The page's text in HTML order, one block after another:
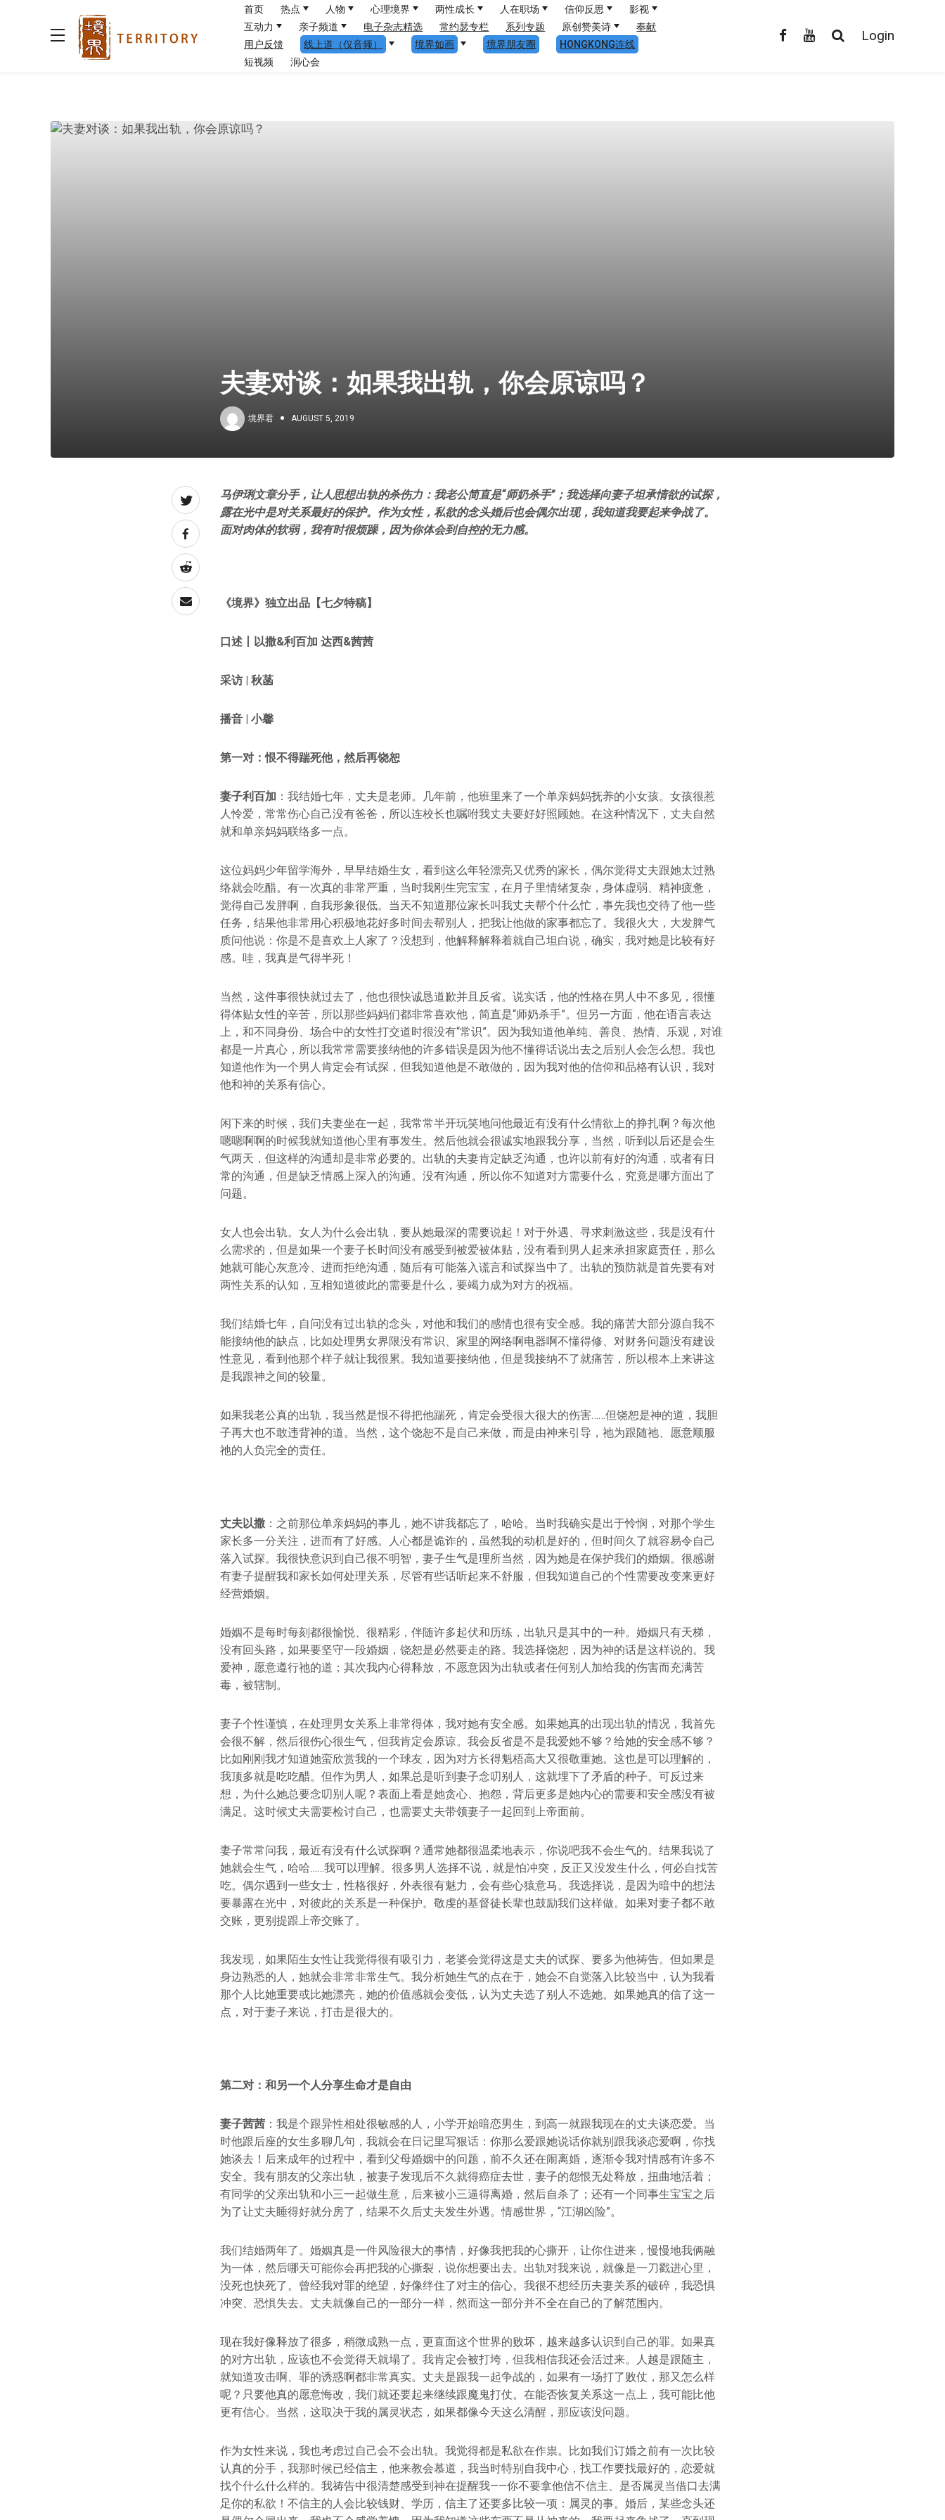
首页 热点 人物 心理境界 两性成长 人在职场 信仰反思
影视
互动力
亲子频道 电子杂志精选 常约瑟专栏 系列专题 原创赞美诗
奉献
用户反馈
线上道（仅音频） 境界如画 境界朋友圈
HONGKONG连线
短视频
润心会
Login
夫妻对谈：如果我出轨，你会原谅吗？
境界君 AUGUST 5, 2019
马伊琍文章分手，让人思想出轨的杀伤力：我老公简直是“师奶杀手”；我选择向妻子坦承情欲的试探，
露在光中是对关系最好的保护。作为女性，私欲的念头婚后也会偶尔出现，我知道我要起来争战了。
面对肉体的软弱，我有时很烦躁，因为你体会到自控的无力感。
《境界》 独立出品【七夕特稿】
口述丨以撒&利百加 达西&茜茜
采访 | 秋菡
播音 | 小馨
第一对：恨不得踹死他，然后再饶恕
妻子利百加 ：我结婚七年，丈夫是老师。几年前，他班里来了一个单亲妈妈抚养的小女孩。女孩很惹
人怜爱，常常伤心自己没有爸爸，所以连校长也嘱咐我丈夫要好好照顾她。在这种情况下，丈夫自然
就和单亲妈妈联络多一点。
这位妈妈少年留学海外，早早结婚生女，看到这么年轻漂亮又优秀的家长，偶尔觉得丈夫跟她太过熟
络就会吃醋。有一次真的非常严重，当时我刚生完宝宝，在月子里情绪复杂，身体虚弱、精神疲惫，
觉得自己发胖啊，自我形象很低。当天不知道那位家长叫我丈夫帮个什么忙，事先我也交待了他一些
任务，结果他非常用心积极地花好多时间去帮别人，把我让他做的家事都忘了。我很火大，大发脾气
质问他说：你是不是喜欢上人家了？没想到，他解释解释着就自己坦白说，确实，我对她是比较有好
感。哇，我真是气得半死！
当然，这件事很快就过去了，他也很快诚恳道歉并且反省。说实话，他的性格在男人中不多见，很懂
得体贴女性的辛苦，所以那些妈妈们都非常喜欢他，简直是“师奶杀手”。但另一方面，他在语言表达
上，和不同身份、场合中的女性打交道时很没有“常识”。因为我知道他单纯、善良、热情、乐观，对谁
都是一片真心，所以我常常需要接纳他的许多错误是因为他不懂得话说出去之后别人会怎么想。我也
知道他作为一个男人肯定会有试探，但我知道他是不敢做的，因为我对他的信仰和品格有认识，我对
他和神的关系有信心。
闲下来的时候，我们夫妻坐在一起，我常常半开玩笑地问他最近有没有什么情欲上的挣扎啊？每次他
嗯嗯啊啊的时候我就知道他心里有事发生。然后他就会很诚实地跟我分享，当然，听到以后还是会生
气两天，但这样的沟通却是非常必要的。出轨的夫妻肯定缺乏沟通，也许以前有好的沟通，或者有日
常的沟通，但是缺乏情感上深入的沟通。没有沟通，所以你不知道对方需要什么，究竟是哪方面出了
问题。
女人也会出轨。女人为什么会出轨，要从她最深的需要说起！对于外遇、寻求刺激这些，我是没有什
么需求的，但是如果一个妻子长时间没有感受到被爱被体贴，没有看到男人起来承担家庭责任，那么
她就可能心灰意冷、进而拒绝沟通，随后有可能落入谎言和试探当中了。出轨的预防就是首先要有对
两性关系的认知，互相知道彼此的需要是什么，要竭力成为对方的祝福。
我们结婚七年，自问没有过出轨的念头，对他和我们的感情也很有安全感。我的痛苦大部分源自我不
能接纳他的缺点，比如处理男女界限没有常识、家里的网络啊电器啊不懂得修、对财务问题没有建设
性意见，看到他那个样子就让我很累。我知道要接纳他，但是我接纳不了就痛苦，所以根本上来讲这
是我跟神之间的较量。
如果我老公真的出轨，我当然是恨不得把他踹死，肯定会受很大很大的伤害……但饶恕是神的道，我胆
子再大也不敢违背神的道。当然，这个饶恕不是自己来做，而是由神来引导，祂为跟随祂、愿意顺服
祂的人负完全的责任。
丈夫以撒 ：之前那位单亲妈妈的事儿，她不讲我都忘了，哈哈。当时我确实是出于怜悯，对那个学生
家长多一分关注，进而有了好感。人心都是诡诈的，虽然我的动机是好的，但时间久了就容易令自己
落入试探。我很快意识到自己很不明智，妻子生气是理所当然，因为她是在保护我们的婚姻。很感谢
有妻子提醒我和家长如何处理关系，尽管有些话听起来不舒服，但我知道自己的个性需要改变来更好
经营婚姻。
婚姻不是每时每刻都很愉悦、很精彩，伴随许多起伏和历练，出轨只是其中的一种。婚姻只有天梯，
没有回头路，如果要坚守一段婚姻，饶恕是必然要走的路。我选择饶恕，因为神的话是这样说的。我
爱神，愿意遵行祂的道；其次我内心得释放，不愿意因为出轨或者任何别人加给我的伤害而充满苦
毒，被辖制。
妻子个性谨慎，在处理男女关系上非常得体，我对她有安全感。如果她真的出现出轨的情况，我首先
会很不解，然后很伤心很生气，但我肯定会原谅。我会反省是不是我爱她不够？给她的安全感不够？
比如刚刚我才知道她蛮欣赏我的一个球友，因为对方长得魁梧高大又很敬重她。这也是可以理解的，
我顶多就是吃吃醋。但作为男人，如果总是听到妻子念叨别人，这就埋下了矛盾的种子。可反过来
想，为什么她总要念叨别人呢？表面上看是她贪心、抱怨，背后更多是她内心的需要和安全感没有被
满足。这时候丈夫需要检讨自己，也需要丈夫带领妻子一起回到上帝面前。
妻子常常问我，最近有没有什么试探啊？通常她都很温柔地表示，你说吧我不会生气的。结果我说了
她就会生气，哈哈……我可以理解。很多男人选择不说，就是怕冲突，反正又没发生什么，何必自找苦
吃。偶尔遇到一些女士，性格很好，外表很有魅力，会有些心猿意马。我选择说，是因为暗中的想法
要暴露在光中，对彼此的关系是一种保护。敬虔的基督徒长辈也鼓励我们这样做。如果对妻子都不敢
交账，更别提跟上帝交账了。
我发现，如果陌生女性让我觉得很有吸引力，老婆会觉得这是丈夫的试探、要多为他祷告。但如果是
身边熟悉的人，她就会非常非常生气。我分析她生气的点在于，她会不自觉落入比较当中，认为我看
那个人比她重要或比她漂亮，她的价值感就会变低，认为丈夫选了别人不选她。如果她真的信了这一
点，对于妻子来说，打击是很大的。
第二对： 和另一个人分享生命才是自由
妻子茜茜 ：我是个跟异性相处很敏感的人，小学开始暗恋男生，到高一就跟我现在的丈夫谈恋爱。当
时他跟后座的女生多聊几句，我就会在日记里写狠话：你那么爱跟她说话你就别跟我谈恋爱啊，你找
她谈去！后来成年的过程中，看到父母婚姻中的问题，前不久还在闹离婚，逐渐令我对情感有许多不
安全。我有朋友的父亲出轨，被妻子发现后不久就得癌症去世，妻子的怨恨无处释放，扭曲地活着；
有同学的父亲出轨和小三一起做生意，后来被小三逼得离婚，然后自杀了；还有一个同事生宝宝之后
为了让丈夫睡得好就分房了，结果不久后丈夫发生外遇。情感世界，“江湖凶险”。
我们结婚两年了。婚姻真是一件风险很大的事情，好像我把我的心撕开，让你住进来，慢慢地我俩融
为一体，然后哪天可能你会再把我的心撕裂，说你想要出去。出轨对我来说，就像是一刀戳进心里，
没死也快死了。曾经我对罪的绝望，好像绊住了对主的信心。我很不想经历夫妻关系的破碎，我恐惧
冲突、恐惧失去。丈夫就像自己的一部分一样，然而这一部分并不全在自己的了解范围内。
现在我好像释放了很多，稍微成熟一点，更直面这个世界的败坏，越来越多认识到自己的罪。如果真
的对方出轨，应该也不会觉得天就塌了。我肯定会被打垮，但我相信我还会活过来。人越是跟随主，
就知道攻击啊、罪的诱惑啊都非常真实。丈夫是跟我一起争战的，如果有一场打了败仗，那又怎么样
呢？只要他真的愿意悔改，我们就还要起来继续跟魔鬼打仗。在能否恢复关系这一点上，我可能比他
更有信心。当然，这取决于我的属灵状态，如果都像今天这么清醒，那应该没问题。
作为女性来说，我也考虑过自己会不会出轨。我觉得都是私欲在作祟。比如我们订婚之前有一次比较
认真的分手，我那时候已经信主，他来教会慕道，我当时特别自我中心，找工作要找最好的，恋爱就
找个什么什么样的。我祷告中很清楚感受到神在提醒我——你不要拿他信不信主、是否属灵当借口去满
足你的私欲！不信主的人会比较钱财、学历，信主了还要多比较一项：属灵的事。婚后，某些念头还